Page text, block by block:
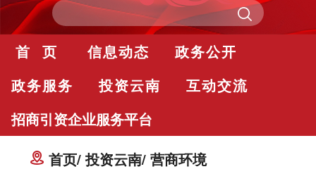
首 页 信息动态
政务公开
政务服务
投资云南
互动交流
招商引资企业服务平台
首页 投资云南 营商环境